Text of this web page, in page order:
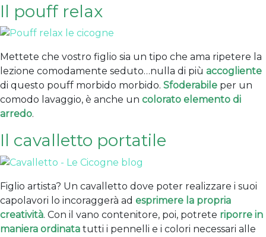
Il pouff relax
Mettete che vostro figlio sia un tipo che ama ripetere la
lezione comodamente seduto…nulla di più accogliente
di questo pouff morbido morbido. Sfoderabile per un
comodo lavaggio, è anche un colorato elemento di
arredo.
Il cavalletto portatile
Figlio artista? Un cavalletto dove poter realizzare i suoi
capolavori lo incoraggerà ad esprimere la propria
creatività. Con il vano contenitore, poi, potrete riporre in
maniera ordinata tutti i pennelli e i colori necessari alle